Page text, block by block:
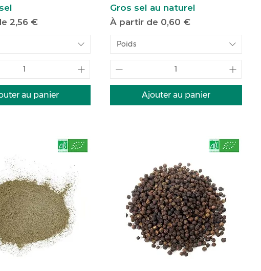
2,56 €
au panier
Gros sel au naturel
À partir de 0,60 €
Prix promotionnel
Poids
Ajouter au panier